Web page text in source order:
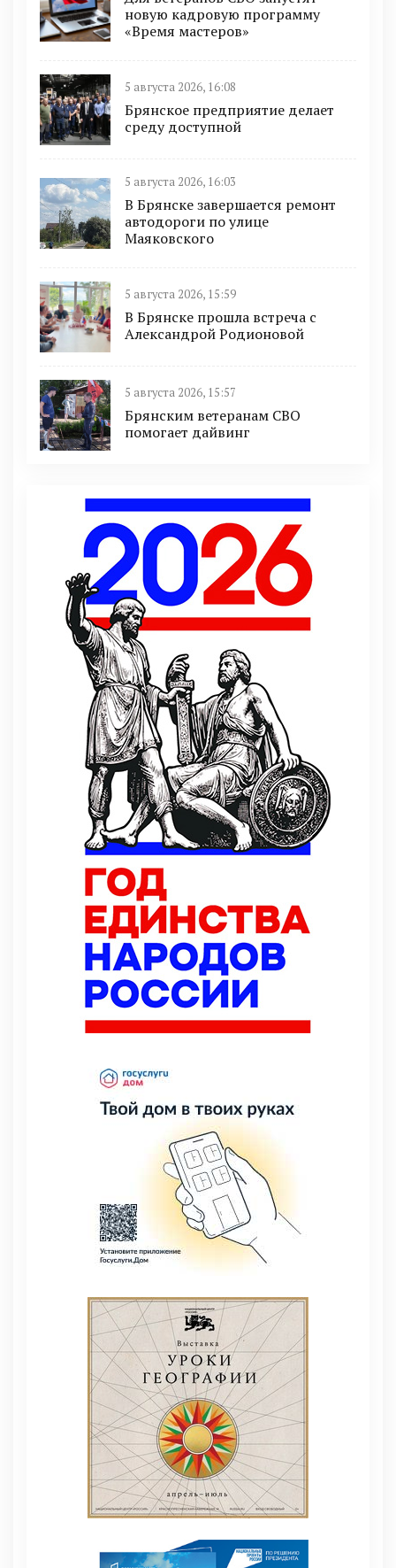
новую кадровую программу
«Время мастеров»
5 августа 2026, 16:08
Брянское предприятие делает
среду доступной
5 августа 2026, 16:03
В Брянске завершается ремонт
автодороги по улице
Маяковского
5 августа 2026, 15:59
В Брянске прошла встреча с
Александрой Родионовой
5 августа 2026, 15:57
Брянским ветеранам СВО
помогает дайвинг